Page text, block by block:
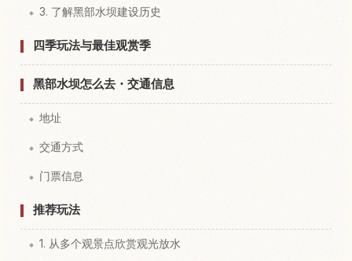
3. 了解黑部水坝建设历史
四季玩法与最佳观赏季
黑部水坝怎么去・交通信息
地址
交通方式
门票信息
推荐玩法
1. 从多个观景点欣赏观光放水